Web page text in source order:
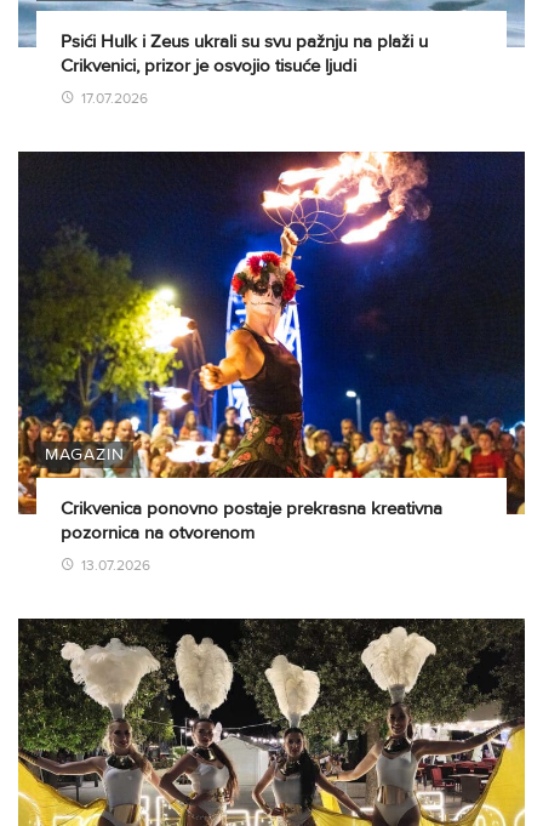
Psići Hulk i Zeus ukrali su svu pažnju na plaži u
Crikvenici, prizor je osvojio tisuće ljudi
17.07.2026
MAGAZIN
Crikvenica ponovno postaje prekrasna kreativna
pozornica na otvorenom
13.07.2026